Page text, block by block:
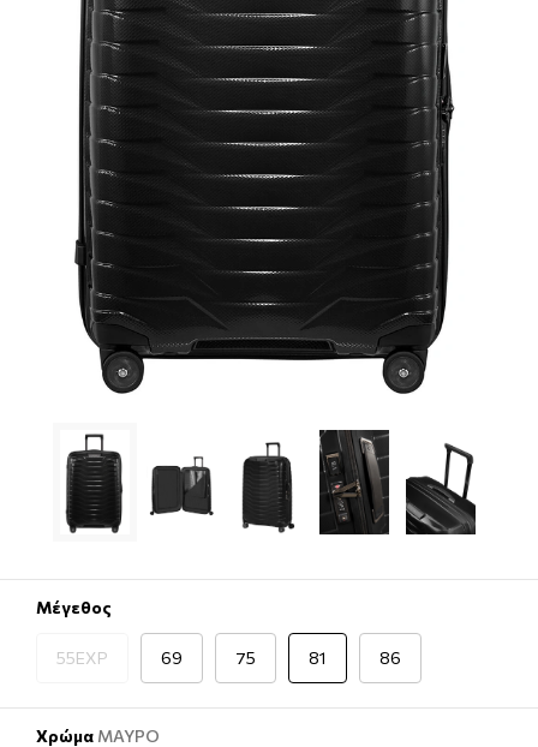
Μέγεθος
55EXP 69 75 81 86
Χρώμα ΜΑΥΡΟ